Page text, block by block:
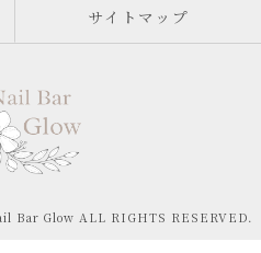
サイトマップ
Bar Glow ALL RIGHTS RESERVED.